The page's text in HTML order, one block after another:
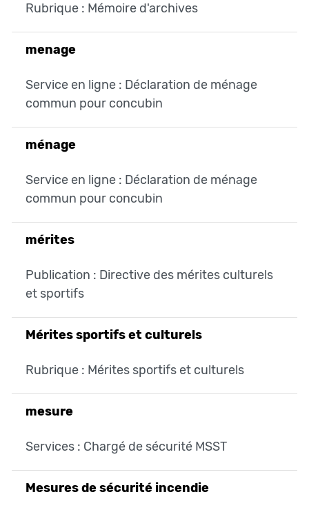
Rubrique : Mémoire d'archives
menage
Service en ligne : Déclaration de ménage
commun pour concubin
ménage
Service en ligne : Déclaration de ménage
commun pour concubin
mérites
Publication : Directive des mérites culturels
et sportifs
Mérites sportifs et culturels
Rubrique : Mérites sportifs et culturels
mesure
Services : Chargé de sécurité MSST
Mesures de sécurité incendie